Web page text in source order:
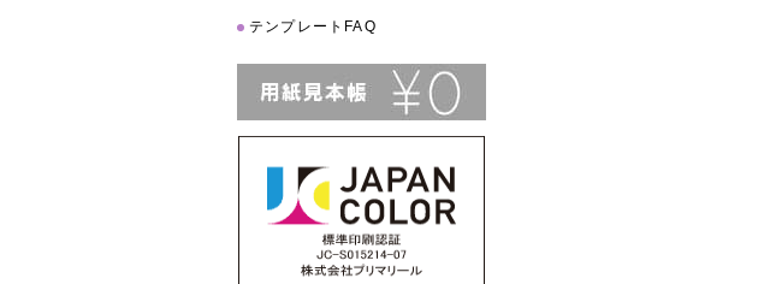
テンプレートFAQ